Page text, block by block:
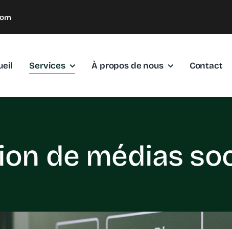
Services À propos de nous Contact
de médias